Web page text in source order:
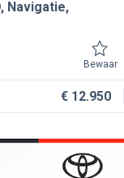
Navigatie,
Bewaar
€ 12.950